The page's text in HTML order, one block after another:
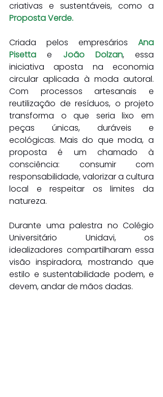
Proposta Verde.
Criada pelos empresários Ana
Pisetta e João Dolzan, essa
iniciativa aposta na economia
circular aplicada à moda autoral.
Com processos artesanais e
reutilização de resíduos, o projeto
transforma o que seria lixo em
peças únicas, duráveis e
ecológicas. Mais do que moda, a
proposta é um chamado à
consciência: consumir com
responsabilidade, valorizar a cultura
local e respeitar os limites da
natureza.
Durante uma palestra no Colégio
Universitário Unidavi, os
idealizadores compartilharam essa
visão inspiradora, mostrando que
estilo e sustentabilidade podem, e
devem, andar de mãos dadas.